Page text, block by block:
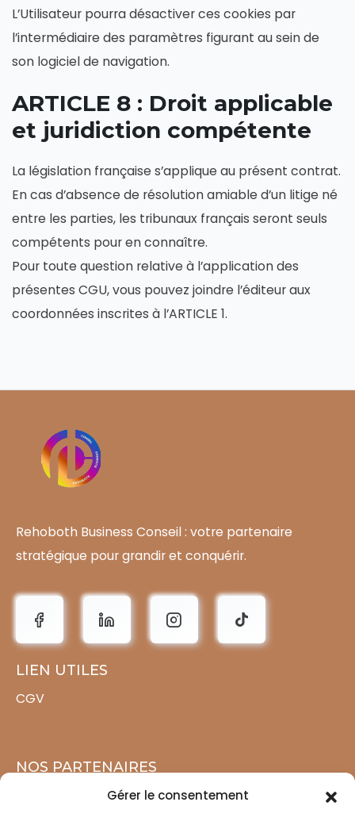
Gérer le consentement
L’Utilisateur pourra désactiver ces cookies par
l’intermédiaire des paramètres figurant au sein de
son logiciel de navigation.
ARTICLE 8 : Droit applicable
et juridiction compétente
La législation française s’applique au présent contrat.
En cas d’absence de résolution amiable d’un litige né
entre les parties, les tribunaux français seront seuls
compétents pour en connaître.
Pour toute question relative à l’application des
présentes CGU, vous pouvez joindre l’éditeur aux
coordonnées inscrites à l’ARTICLE 1.
Rehoboth Business Conseil : votre partenaire
stratégique pour grandir et conquérir.
LIEN UTILES
CGV
NOS PARTENAIRES